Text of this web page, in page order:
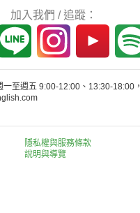
加入我們 / 追蹤：
一至週五 9:00-12:00、13:30-18:00
隱私權與服務條款
說明與導覽